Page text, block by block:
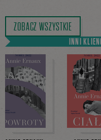
ZOBACZ WSZYSTKIE
INNI